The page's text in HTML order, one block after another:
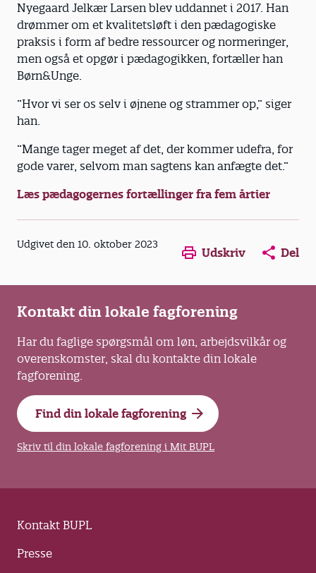
Nyegaard Jelkær Larsen blev uddannet i 2017. Han
drømmer om et kvalitetsløft i den pædagogiske
praksis i form af bedre ressourcer og normeringer,
men også et opgør i pædagogikken, fortæller han
Børn&Unge.
”Hvor vi ser os selv i øjnene og strammer op,” siger
han.
”Mange tager meget af det, der kommer udefra, for
gode varer, selvom man sagtens kan anfægte det.”
Læs pædagogernes fortællinger fra fem årtier
Udgivet den 10. oktober 2023 Opens in a new window
Opens in a new
Opens in
Udskriv Del
Kontakt din lokale fagforening
Har du faglige spørgsmål om løn, arbejdsvilkår og
overenskomster, skal du kontakte din lokale
fagforening.
Find din lokale fagforening
Skriv til din lokale fagforening i Mit BUPL
Kontakt BUPL
Presse